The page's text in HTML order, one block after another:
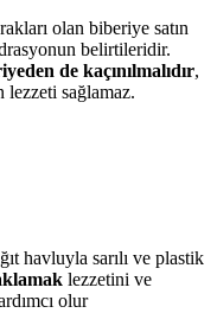
olan biberiye satın
belirtileridir.
de kaçınılmalıdır,
lezzeti sağlamaz.
havluyla sarılı ve plastik
lezzetini ve
olur